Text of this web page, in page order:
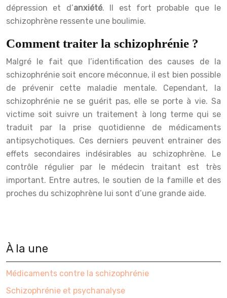
dépression et d’anxiété. Il est fort probable que le
schizophrène ressente une boulimie.
Comment traiter la schizophrénie ?
Malgré le fait que l’identification des causes de la
schizophrénie soit encore méconnue, il est bien possible
de prévenir cette maladie mentale. Cependant, la
schizophrénie ne se guérit pas, elle se porte à vie. Sa
victime soit suivre un traitement à long terme qui se
traduit par la prise quotidienne de médicaments
antipsychotiques. Ces derniers peuvent entrainer des
effets secondaires indésirables au schizophrène. Le
contrôle régulier par le médecin traitant est très
important. Entre autres, le soutien de la famille et des
proches du schizophrène lui sont d’une grande aide.
À la une
Médicaments contre la schizophrénie
Schizophrénie et psychanalyse